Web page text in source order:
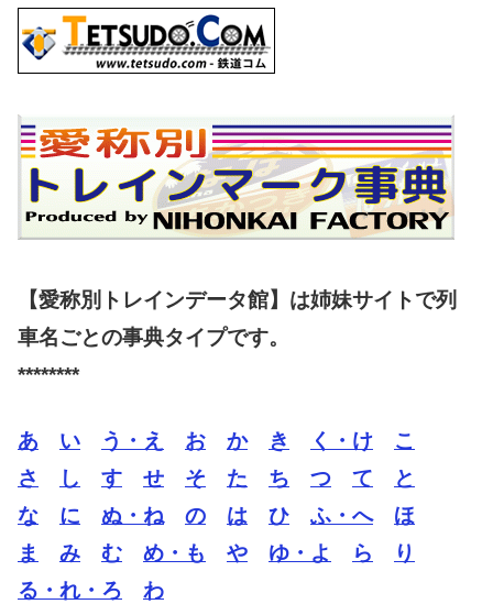
【愛称別トレインデータ館】は姉妹サイトで列
車名ごとの事典タイプです。
********
あ い う・え お か き く・け
こ
さ
し す せ そ た ち つ て
と
な
に ぬ・ね の は ひ ふ・へ
ほ
ま
み む め・も や ゆ・よ ら
り
る・れ・ろ
わ